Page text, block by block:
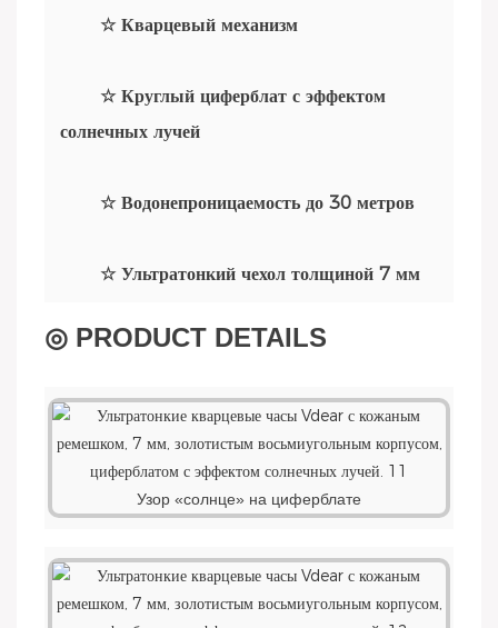
☆ Кварцевый механизм
☆ Круглый циферблат с эффектом
солнечных лучей
☆ Водонепроницаемость до 30 метров
☆ Ультратонкий чехол толщиной 7 мм
◎ PRODUCT DETAILS
Узор «солнце» на циферблате